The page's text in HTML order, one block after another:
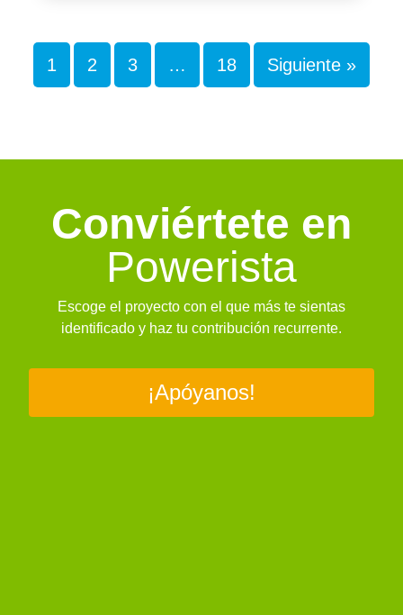
1 2 3 … 18 Siguiente »
Conviértete en
Powerista
Escoge el proyecto con el que más te sientas
identificado y haz tu contribución recurrente.
¡Apóyanos!